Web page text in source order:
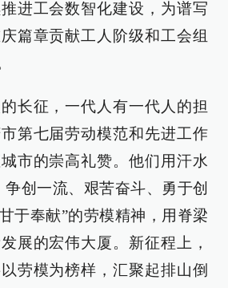
进工会数智化建设，为谱写
篇章贡献工人阶级和工会组
长征，一代人有一代人的担
第七届劳动模范和先进工作
市的崇高礼赞。他们用汗水
创一流、艰苦奋斗、勇于创
于奉献”的劳模精神，用脊梁
展的宏伟大厦。新征程上，
劳模为榜样，汇聚起排山倒